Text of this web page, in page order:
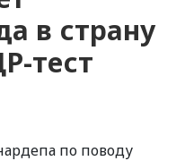
в страну
тест
по поводу